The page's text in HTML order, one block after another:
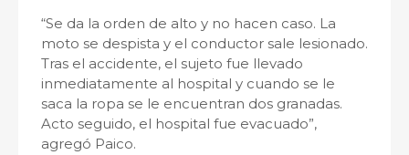
“Se da la orden de alto y no hacen caso. La
moto se despista y el conductor sale lesionado.
Tras el accidente, el sujeto fue llevado
inmediatamente al hospital y cuando se le
saca la ropa se le encuentran dos granadas.
Acto seguido, el hospital fue evacuado”,
agregó Paico.